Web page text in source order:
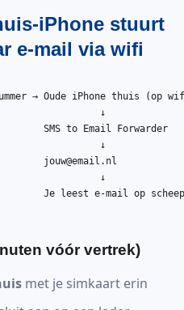
iPhone stuurt
e-mail via wifi
→ Oude iPhone thuis (op
↓
SMS to Email Forwarder
↓
jouw@email.nl
↓
Je leest e-mail op
vóór vertrek)
met je simkaart erin